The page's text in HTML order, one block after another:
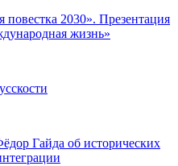
повестка 2030». Презентация
жизнь»
Гайда об исторических